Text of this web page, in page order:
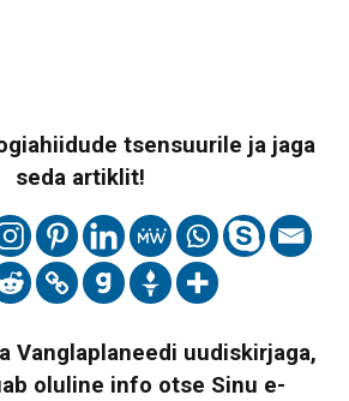
tsensuurile ja jaga
seda artiklit!
Vanglaplaneedi uudiskirjaga,
oluline info otse Sinu e-